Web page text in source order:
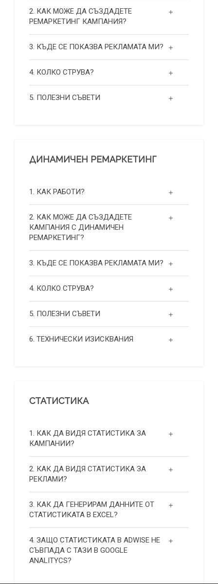
2. КАК МОЖЕ ДА СЪЗДАДЕТЕ
РЕМАРКЕТИНГ КАМПАНИЯ?
3. КЪДЕ СЕ ПОКАЗВА РЕКЛАМАТА МИ?
4. КОЛКО СТРУВА?
5. ПОЛЕЗНИ СЪВЕТИ
ДИНАМИЧЕН РЕМАРКЕТИНГ
1. КАК РАБОТИ?
2. КАК МОЖЕ ДА СЪЗДАДЕТЕ
КАМПАНИЯ С ДИНАМИЧЕН
РЕМАРКЕТИНГ?
3. КЪДЕ СЕ ПОКАЗВА РЕКЛАМАТА МИ?
4. КОЛКО СТРУВА?
5. ПОЛЕЗНИ СЪВЕТИ
6. ТЕХНИЧЕСКИ ИЗИСКВАНИЯ
СТАТИСТИКА
1. КАК ДА ВИДЯ СТАТИСТИКА ЗА
КАМПАНИИ?
2. КАК ДА ВИДЯ СТАТИСТИКА ЗА
РЕКЛАМИ?
3. КАК ДА ГЕНЕРИРАМ ДАННИТЕ ОТ
СТАТИСТИКАТА В EXCEL?
4. ЗАЩО СТАТИСТИКАТА В ADWISE НЕ
СЪВПАДА С ТАЗИ В GOOGLE
ANALITYCS?